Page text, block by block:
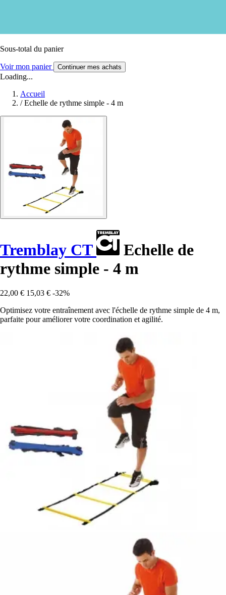
Sous-total du panier
Voir mon panier Continuer mes achats
Loading...
Accueil
/ Echelle de rythme simple - 4 m
Tremblay CT
Echelle de
rythme simple - 4 m
22,00 € 15,03 € -32%
Optimisez votre entraînement avec l'échelle de rythme simple de 4 m,
parfaite pour améliorer votre coordination et agilité.